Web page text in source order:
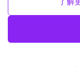
了解